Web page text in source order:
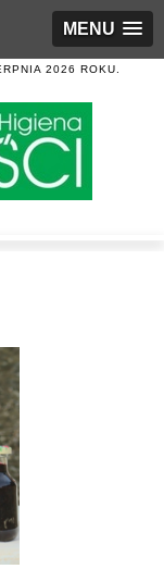
MENU
2026 ROKU.